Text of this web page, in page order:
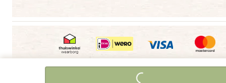
Copyright